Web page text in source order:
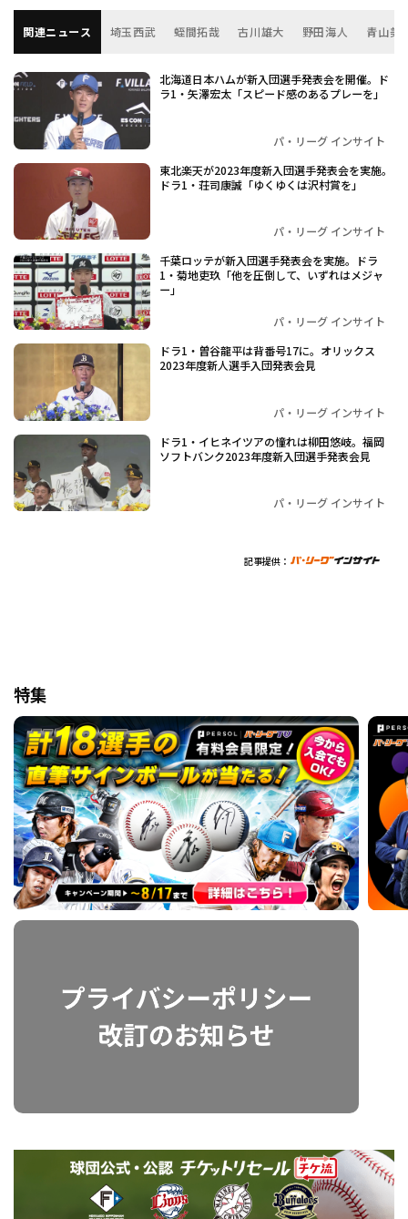
関連ニュース 埼玉西武 蛭間拓哉 古川雄大 野田海人 青山美
北海道日本ハムが新入団選手発表会を開催。ド
ラ1・矢澤宏太「スピード感のあるプレーを」
パ・リーグ インサイト
東北楽天が2023年度新入団選手発表会を実施。
ドラ1・荘司康誠「ゆくゆくは沢村賞を」
パ・リーグ インサイト
千葉ロッテが新入団選手発表会を実施。ドラ
1・菊地吏玖「他を圧倒して、いずれはメジャ
ー」
パ・リーグ インサイト
ドラ1・曽谷龍平は背番号17に。オリックス
2023年度新人選手入団発表会見
パ・リーグ インサイト
ドラ1・イヒネイツアの憧れは柳田悠岐。福岡
ソフトバンク2023年度新入団選手発表会見
パ・リーグ インサイト
記事提供：
特集